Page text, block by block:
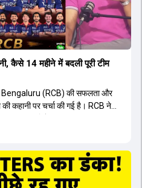
कैसे 14 महीने में बदली पूरी टीम
Bengaluru (RCB) की सफलता और
कहानी पर चर्चा की गई है। RCB ने
एक नया रिसेट बटन दबाया। टीम
Dinesh Karthik और एनालिस्ट
Pandya और Rasikh Salam
किया गया, जिन्होंने शानदार प्रदर्शन
में भी बदलाव देखा गया, जहां वह